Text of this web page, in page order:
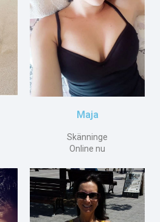
Maja
Skänninge
Online nu